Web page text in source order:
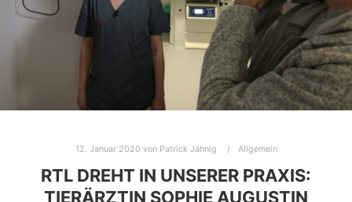
12. Januar 2020 von Patrick Jähnig Allgemein
RTL DREHT IN UNSERER PRAXIS:
TIERÄRZTIN SOPHIE AUGUSTIN